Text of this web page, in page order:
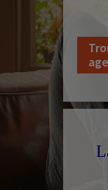
Nos conseils